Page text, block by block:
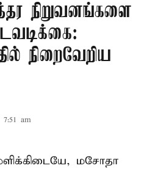
நிறுவனங்களை
நிறைவேறிய
am
மசோதா